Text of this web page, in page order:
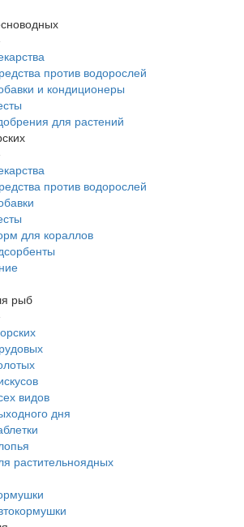
против водорослей
и кондиционеры
для растений
против водорослей
для кораллов
рыб
видов
дня
растительноядных